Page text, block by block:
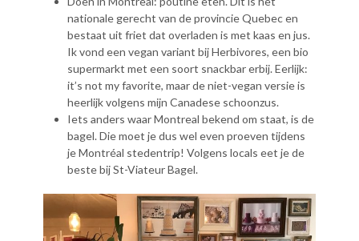
nationale gerecht van de provincie Quebec en
bestaat uit friet dat overladen is met kaas en jus.
Ik vond een vegan variant bij Herbivores, een bio
supermarkt met een soort snackbar erbij. Eerlijk:
it’s not my favorite, maar de niet-vegan versie is
heerlijk volgens mijn Canadese schoonzus.
Iets anders waar Montreal bekend om staat, is de
bagel. Die moet je dus wel even proeven tijdens
je Montréal stedentrip! Volgens locals eet je de
beste bij St-Viateur Bagel.